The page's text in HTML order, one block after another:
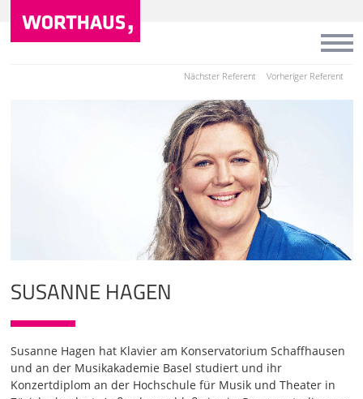
Vorheriger Referent
Nächster Referent
SUSANNE HAGEN
Susanne Hagen hat Klavier am Konservatorium Schaffhausen
und an der Musikakademie Basel studiert und ihr
Konzertdiplom an der Hochschule für Musik und Theater in